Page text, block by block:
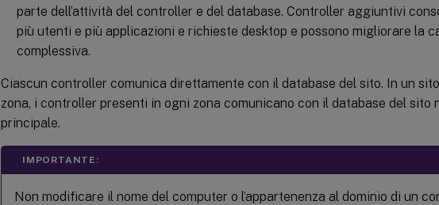
parte dell’attività del controller e del database. Controller aggiuntivi
più utenti e più applicazioni e richieste desktop e possono migliorare la
complessiva.
Ciascun controller comunica direttamente con il database del sito. In un
zona, i controller presenti in ogni zona comunicano con il database del sito
principale.
IMPORTANTE:
Non modificare il nome del computer o l’appartenenza al dominio di un